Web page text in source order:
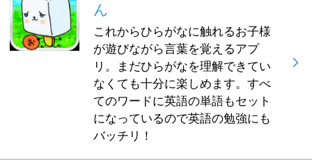
ん
これからひらがなに触れるお子様
が遊びながら言葉を覚えるアプ
リ。まだひらがなを理解できてい
なくても十分に楽しめます。すべ
てのワードに英語の単語もセット
になっているので英語の勉強にも
バッチリ！